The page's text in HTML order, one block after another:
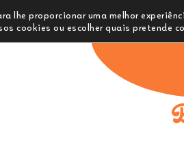
Comprar
lhe proporcionar uma melhor
cookies ou escolher quais pretende